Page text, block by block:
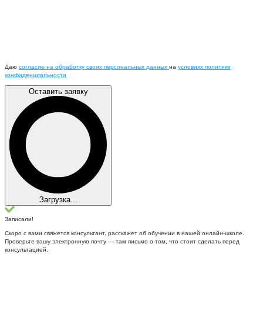
Даю согласие на обработку своих персональных данных на условиях политики
конфиденциальности
Оставить заявку
Загрузка...
Записали!
Скоро с вами свяжется консультант, расскажет об обучении в нашей онлайн-школе.
Проверьте вашу электронную почту — там письмо о том, что стоит сделать перед
консультацией.